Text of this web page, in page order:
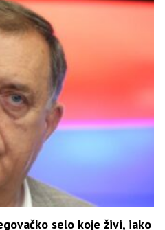
selo koje živi, iako